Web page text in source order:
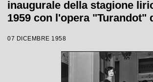
inaugurale della stagione
1959 con l'opera "Turandot"
regia di Margherita Walmann
07 DICEMBRE 1958